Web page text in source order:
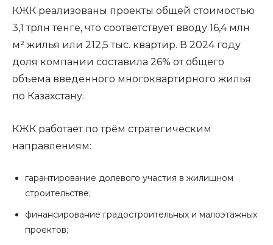
КЖК реализованы проекты общей стоимостью
3,1 трлн тенге, что соответствует вводу 16,4 млн
м² жилья или 212,5 тыс. квартир. В 2024 году
доля компании составила 26% от общего
объема введенного многоквартирного жилья
по Казахстану.
КЖК работает по трём стратегическим
направлениям:
гарантирование долевого участия в жилищном
строительстве;
финансирование градостроительных и малоэтажных
проектов;